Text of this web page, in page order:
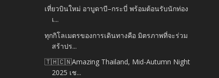
เที่ยวบินใหม่ อาบูดาบี–กระบี่ พร้อมต้อนรับนักท่อง
เ...
ทุกกิโลเมตรของการเดินทางคือ มิตรภาพที่จะร่วม
สร้าปร...
🇹🇭🇨🇳Amazing Thailand, Mid-Autumn Night
2025 เช...